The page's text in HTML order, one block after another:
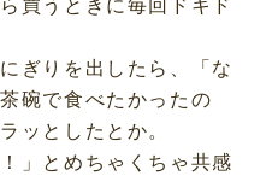
ぎりを出したら、「な
碗で食べたかったの
ッとしたとか。
」とめちゃくちゃ共感